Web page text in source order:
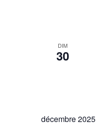
DIM
30
décembre 2025